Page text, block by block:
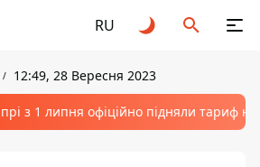
RU
12:49, 28 Вересня 2023
з 1 липня офіційно підняли тариф